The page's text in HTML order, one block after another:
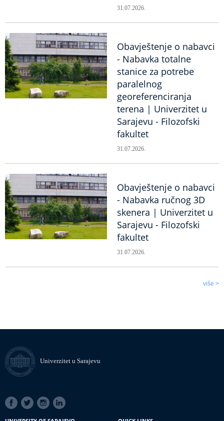
31.07.2026.
Obavještenje o nabavci
- Nabavka totalne
stanice za potrebe
paralelnog
georeferenciranja
terena | Univerzitet u
Sarajevu - Filozofski
fakultet
31.07.2026.
Obavještenje o nabavci
- Nabavka ručnog 3D
skenera | Univerzitet u
Sarajevu - Filozofski
fakultet
31.07.2026.
više >
Univerzitet u Sarajevu
SOCIAL
LINKS